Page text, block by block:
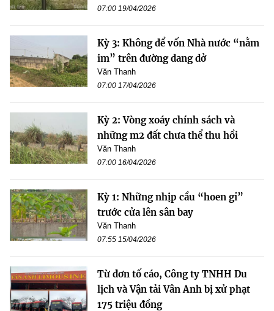
07:00 19/04/2026
Kỳ 3: Không để vốn Nhà nước “nằm
im” trên đường dang dở
Văn Thanh
07:00 17/04/2026
Kỳ 2: Vòng xoáy chính sách và
những m2 đất chưa thể thu hồi
Văn Thanh
07:00 16/04/2026
Kỳ 1: Những nhịp cầu “hoen gỉ”
trước cửa lên sân bay
Văn Thanh
07:55 15/04/2026
Từ đơn tố cáo, Công ty TNHH Du
lịch và Vận tải Vân Anh bị xử phạt
175 triệu đồng